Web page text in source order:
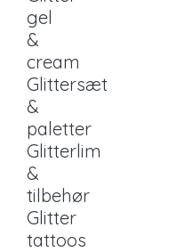
gel
&
cream
Glittersæt
&
paletter
Glitterlim
&
tilbehør
Glitter
tattoos